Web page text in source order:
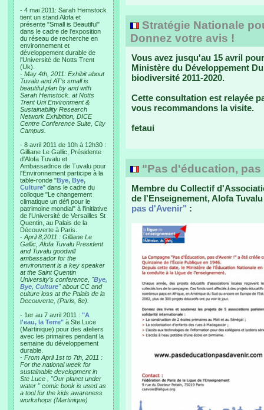
- 4 mai 2011: Sarah Hemstock
tient un stand Alofa et
présente "Small is Beautiful"
dans le cadre de l'exposition
du réseau de recherche en
environnement et
développement durable de
l'Université de Notts Trent
(Uk).
- May 4th, 2011: Exhibit about
Tuvalu and AT’s small is
beautiful plan by and with
Sarah Hemstock. at Notts
Trent Uni Environment &
Sustainability Research
Network Exhibition, DICE
Centre Conference Suite, City
Campus.
- 8 avril 2011 de 10h à 12h30 :
Gilliane Le Gallic, Présidente
d'Alofa Tuvalu et
Ambassadrice de Tuvalu pour
l'Environnement participe à la
table-ronde "Bye, Bye,
Culture" dans le cadre du
colloque "Le changement
climatique un défi pour le
patrimoine mondial" à l'initiative
de l'Université de Versailles St
Quentin, au Palais de la
Découverte à Paris.
- April 8,2011 : Gilliane Le
Gallic, Alofa Tuvalu President
and Tuvalu goodwill
ambassador for the
environment is a key speaker
at the Saint Quentin
University’s conference, "Bye,
Bye, Culture" about CC and
culture loss at the Palais de la
Decouverte, (Paris, 8e).
- 1er au 7 avril 2011 : "A
l'eau, la Terre" à Ste Luce
(Martinique) pour des ateliers
avec les primaires pendant la
semaine du développement
durable.
- From April 1st to 7th, 2011 :
For the national week for
sustainable development in
Ste Luce , "Our planet under
water " comic book is used as
a tool for the kids awareness
workshops (Martinique)
Stratégie Nationale
Donnez votre avis !
Vous avez jusqu'au 15 avril
Ministère du Développement
biodiversité 2011-2020.
Cette consultation est relayée
vous recommandons la visite.
fetaui
"Pas d'éducation,
Membre du Collectif
de l'Enseignement, Alofa
pas d'Avenir" :